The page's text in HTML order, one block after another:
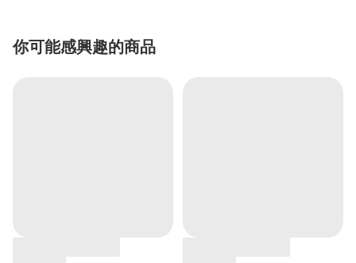
你可能感興趣的商品